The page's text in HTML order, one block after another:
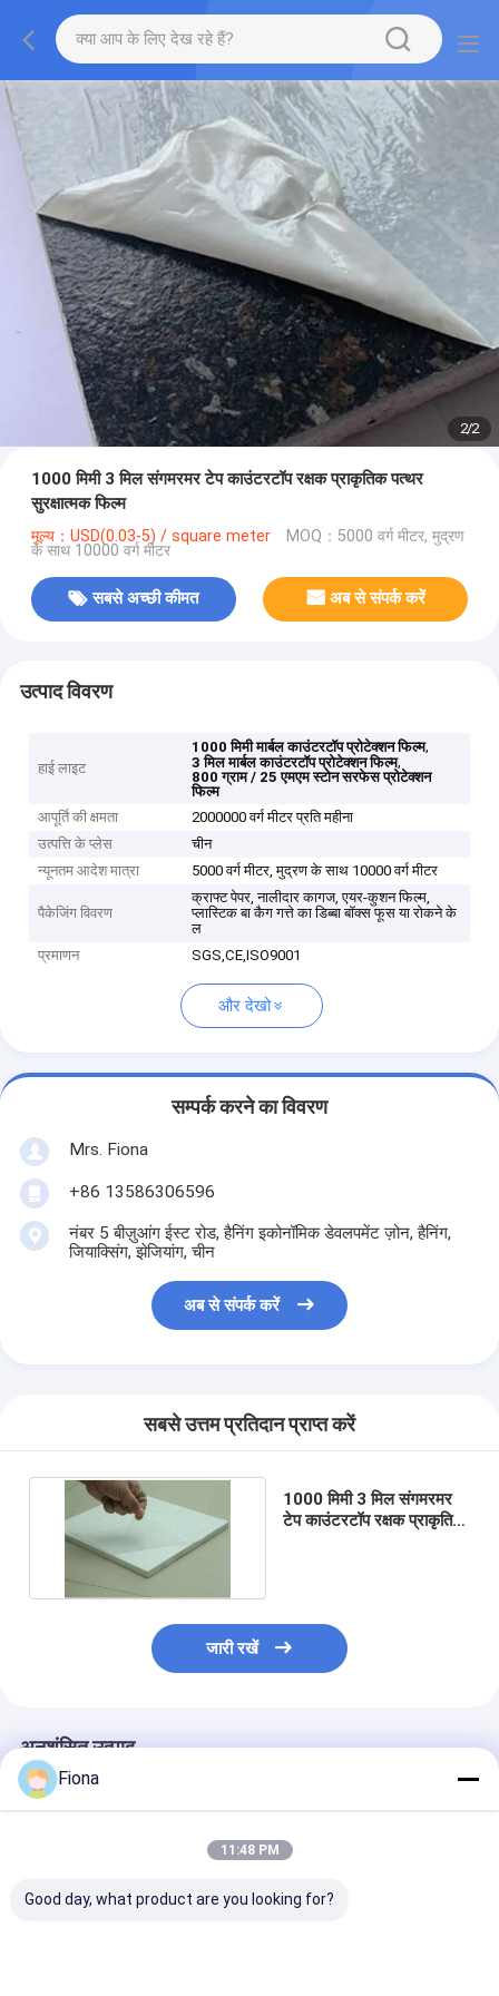
2/2
1000 मिमी 3 मिल संगमरमर टेप काउंटरटॉप रक्षक प्राकृतिक पत्थर
सुरक्षात्मक फिल्म
मूल्य：USD(0.03-5) / square meter MOQ：5000 वर्ग मीटर, मुद्रण
के साथ 10000 वर्ग मीटर
सबसे अच्छी कीमत अब से संपर्क करें
उत्पाद विवरण
हाई लाइट
1000 मिमी मार्बल काउंटरटॉप प्रोटेक्शन फिल्म,
3 मिल मार्बल काउंटरटॉप प्रोटेक्शन फिल्म,
800 ग्राम / 25 एमएम स्टोन सरफेस प्रोटेक्शन
फिल्म
आपूर्ति की क्षमता
2000000 वर्ग मीटर प्रति महीना
उत्पत्ति के प्लेस
चीन
न्यूनतम आदेश मात्रा
5000 वर्ग मीटर, मुद्रण के साथ 10000 वर्ग मीटर
पैकेजिंग विवरण
क्राफ्ट पेपर, नालीदार कागज, एयर-कुशन फिल्म,
प्लास्टिक बा कैग गत्ते का डिब्बा बॉक्स फूस या रोकने के
ल
प्रमाणन
SGS,CE,ISO9001
और देखो
सम्पर्क करने का विवरण
Mrs. Fiona
+86 13586306596
नंबर 5 बीज़ुआंग ईस्ट रोड, हैनिंग इकोनॉमिक डेवलपमेंट ज़ोन, हैनिंग,
जियाक्सिंग, झेजियांग, चीन
अब से संपर्क करें
सबसे उत्तम प्रतिदान प्राप्त करें
1000 मिमी 3 मिल संगमरमर
टेप काउंटरटॉप रक्षक प्राकृतिक
जारी रखें
अनुशंसित उत्पाद
Fiona
11:48 PM
Good day, what product are you looking for?